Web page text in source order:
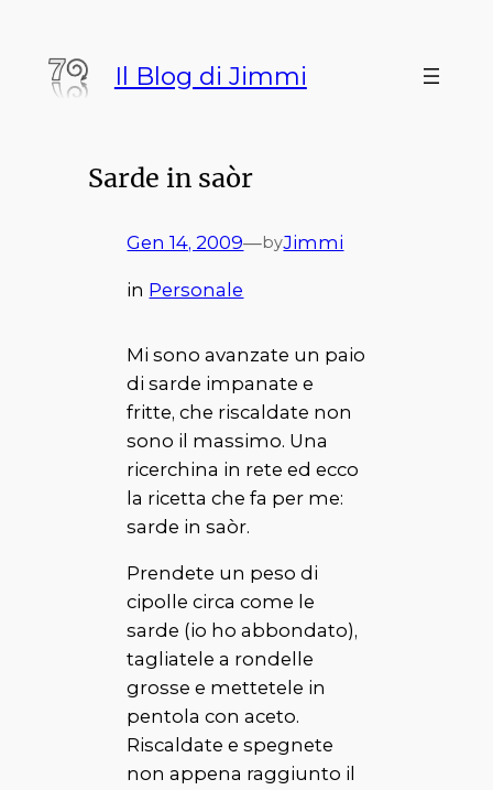
contenuto
Il Blog di Jimmi
Sarde in saòr
Gen 14, 2009—byJimmi
in Personale
Mi sono avanzate un paio
di sarde impanate e
fritte, che riscaldate non
sono il massimo. Una
ricerchina in rete ed ecco
la ricetta che fa per me:
sarde in saòr.
Prendete un peso di
cipolle circa come le
sarde (io ho abbondato),
tagliatele a rondelle
grosse e mettetele in
pentola con aceto.
Riscaldate e spegnete
non appena raggiunto il